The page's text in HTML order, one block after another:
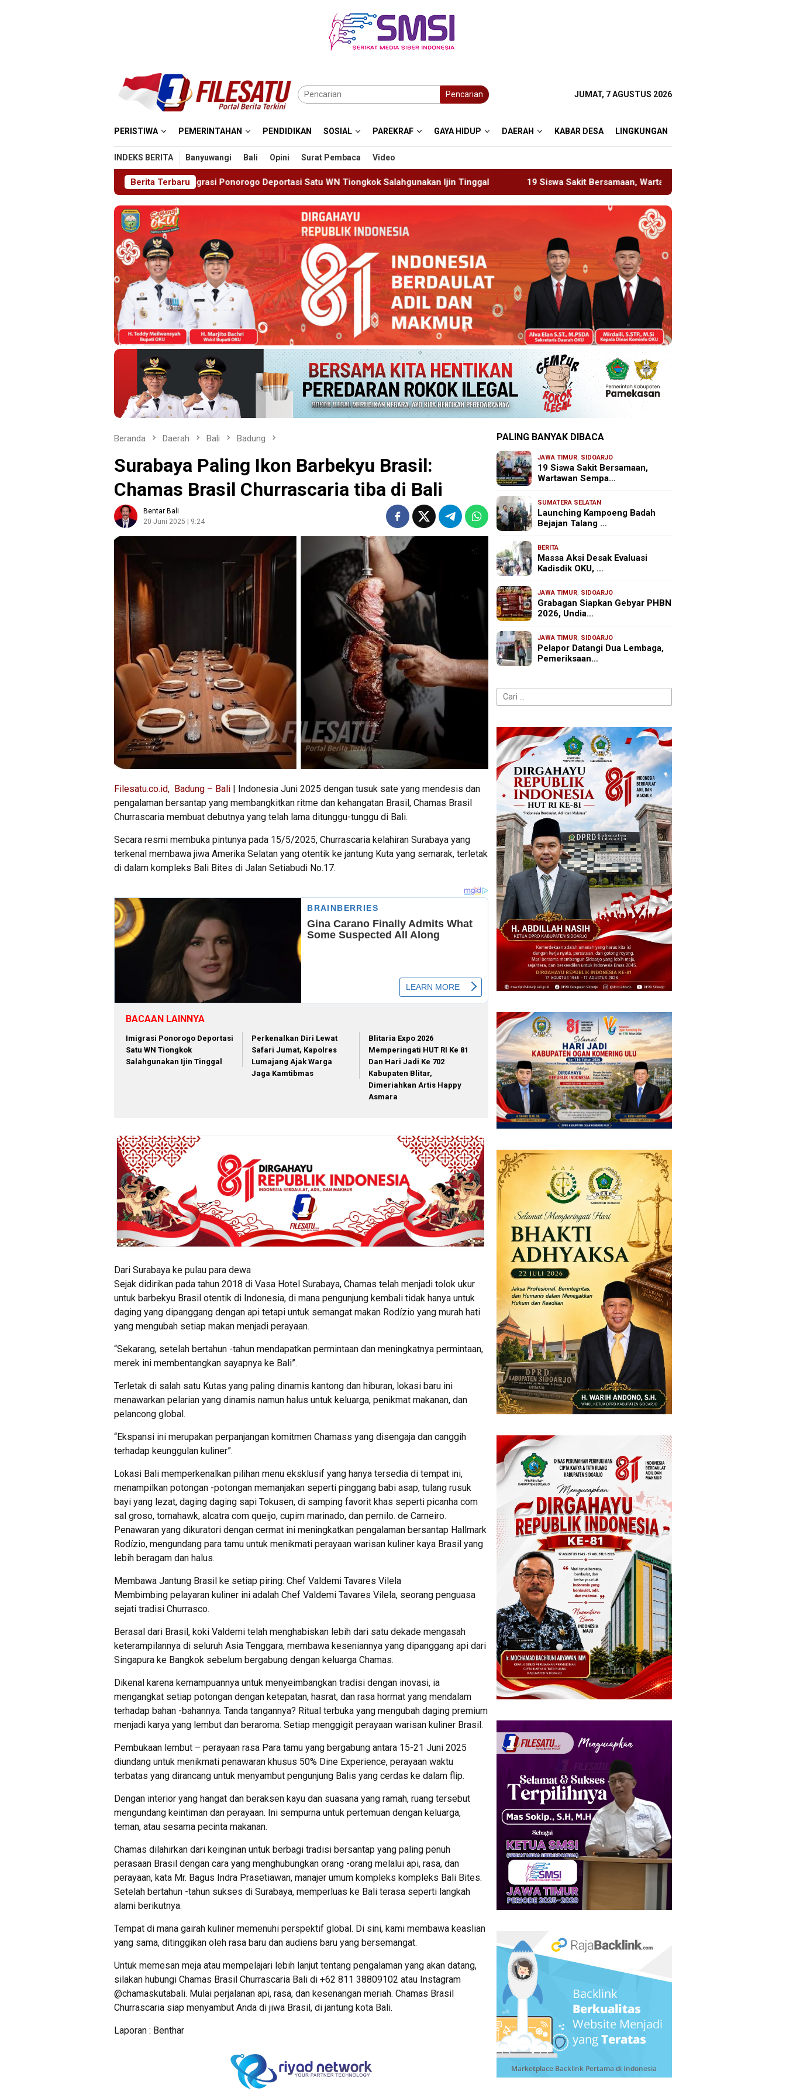
Pencarian JUMAT, 7 AGUSTUS 2026
PERISTIWA PEMERINTAHAN PENDIDIKAN SOSIAL PAREKRAF GAYA HIDUP DAERAH KABAR DESA LINGKUNGAN
INDEKS BERITA Banyuwangi Bali Opini Surat Pembaca Video
Berita Terbaru
Imigrasi Ponorogo Deportasi Satu WN Tiongkok Salahgunakan Ijin Tinggal 19 Siswa Sakit Bersamaan, Wartawan Sempat Terhalang Masuk ke Ruang UGD
Beranda Daerah Bali Badung
Surabaya Paling Ikon Barbekyu Brasil:
Chamas Brasil Churrascaria tiba di Bali
Bentar Bali
20 Juni 2025 | 9:24
Filesatu.co.id, Badung – Bali | Indonesia Juni 2025 dengan tusuk sate yang mendesis dan
pengalaman bersantap yang membangkitkan ritme dan kehangatan Brasil, Chamas Brasil
Churrascaria membuat debutnya yang telah lama ditunggu-tunggu di Bali.
Secara resmi membuka pintunya pada 15/5/2025, Churrascaria kelahiran Surabaya yang
terkenal membawa jiwa Amerika Selatan yang otentik ke jantung Kuta yang semarak, terletak
di dalam kompleks Bali Bites di Jalan Setiabudi No.17.
BACAAN LAINNYA
Imigrasi Ponorogo Deportasi
Satu WN Tiongkok
Salahgunakan Ijin Tinggal
Perkenalkan Diri Lewat
Safari Jumat, Kapolres
Lumajang Ajak Warga
Jaga Kamtibmas
Blitaria Expo 2026
Memperingati HUT RI Ke 81
Dan Hari Jadi Ke 702
Kabupaten Blitar,
Dimeriahkan Artis Happy
Asmara
Dari Surabaya ke pulau para dewa
Sejak didirikan pada tahun 2018 di Vasa Hotel Surabaya, Chamas telah menjadi tolok ukur
untuk barbekyu Brasil otentik di Indonesia, di mana pengunjung kembali tidak hanya untuk
daging yang dipanggang dengan api tetapi untuk semangat makan Rodízio yang murah hati
yang mengubah setiap makan menjadi perayaan.
“Sekarang, setelah bertahun -tahun mendapatkan permintaan dan meningkatnya permintaan,
merek ini membentangkan sayapnya ke Bali”.
Terletak di salah satu Kutas yang paling dinamis kantong dan hiburan, lokasi baru ini
menawarkan pelarian yang dinamis namun halus untuk keluarga, penikmat makanan, dan
pelancong global.
“Ekspansi ini merupakan perpanjangan komitmen Chamass yang disengaja dan canggih
terhadap keunggulan kuliner”.
Lokasi Bali memperkenalkan pilihan menu eksklusif yang hanya tersedia di tempat ini,
menampilkan potongan -potongan memanjakan seperti pinggang babi asap, tulang rusuk
bayi yang lezat, daging daging sapi Tokusen, di samping favorit khas seperti picanha com
sal groso, tomahawk, alcatra com queijo, cupim marinado, dan pernilo. de Carneiro.
Penawaran yang dikuratori dengan cermat ini meningkatkan pengalaman bersantap Hallmark
Rodízio, mengundang para tamu untuk menikmati perayaan warisan kuliner kaya Brasil yang
lebih beragam dan halus.
Membawa Jantung Brasil ke setiap piring: Chef Valdemi Tavares Vilela
Membimbing pelayaran kuliner ini adalah Chef Valdemi Tavares Vilela, seorang penguasa
sejati tradisi Churrasco.
Berasal dari Brasil, koki Valdemi telah menghabiskan lebih dari satu dekade mengasah
keterampilannya di seluruh Asia Tenggara, membawa keseniannya yang dipanggang api dari
Singapura ke Bangkok sebelum bergabung dengan keluarga Chamas.
Dikenal karena kemampuannya untuk menyeimbangkan tradisi dengan inovasi, ia
mengangkat setiap potongan dengan ketepatan, hasrat, dan rasa hormat yang mendalam
terhadap bahan -bahannya. Tanda tangannya? Ritual terbuka yang mengubah daging premium
menjadi karya yang lembut dan beraroma. Setiap menggigit perayaan warisan kuliner Brasil.
Pembukaan lembut – perayaan rasa Para tamu yang bergabung antara 15-21 Juni 2025
diundang untuk menikmati penawaran khusus 50% Dine Experience, perayaan waktu
terbatas yang dirancang untuk menyambut pengunjung Balis yang cerdas ke dalam flip.
Dengan interior yang hangat dan beraksen kayu dan suasana yang ramah, ruang tersebut
mengundang keintiman dan perayaan. Ini sempurna untuk pertemuan dengan keluarga,
teman, atau sesama pecinta makanan.
Chamas dilahirkan dari keinginan untuk berbagi tradisi bersantap yang paling penuh
perasaan Brasil dengan cara yang menghubungkan orang -orang melalui api, rasa, dan
perayaan, kata Mr. Bagus Indra Prasetiawan, manajer umum kompleks kompleks Bali Bites.
Setelah bertahun -tahun sukses di Surabaya, memperluas ke Bali terasa seperti langkah
alami berikutnya.
Tempat di mana gairah kuliner memenuhi perspektif global. Di sini, kami membawa keaslian
yang sama, ditinggikan oleh rasa baru dan audiens baru yang bersemangat.
Untuk memesan meja atau mempelajari lebih lanjut tentang pengalaman yang akan datang,
silakan hubungi Chamas Brasil Churrascaria Bali di +62 811 38809102 atau Instagram
@chamaskutabali. Mulai perjalanan api, rasa, dan kesenangan meriah. Chamas Brasil
Churrascaria siap menyambut Anda di jiwa Brasil, di jantung kota Bali.
Laporan : Benthar
PALING BANYAK DIBACA
JAWA TIMUR, SIDOARJO
19 Siswa Sakit Bersamaan,
Wartawan Sempa…
SUMATERA SELATAN
Launching Kampoeng Badah
Bejajan Talang …
BERITA
Massa Aksi Desak Evaluasi
Kadisdik OKU, …
JAWA TIMUR, SIDOARJO
Grabagan Siapkan Gebyar PHBN
2026, Undia…
JAWA TIMUR, SIDOARJO
Pelapor Datangi Dua Lembaga,
Pemeriksaan…
Cari
untuk: